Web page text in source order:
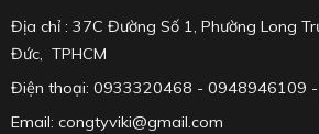
Địa chỉ : 37C Đường Số 1, Phường Long
Đức, TPHCM
Điện thoại: 0933320468 - 0948946109
Email: congtyviki@gmail.com